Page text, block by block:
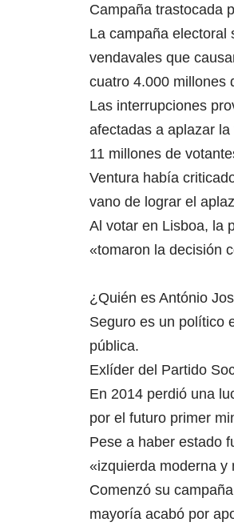
Campaña trastocada
La campaña electoral
vendavales que
cuatro 4.000 millones
Las interrupciones
afectadas a aplazar
11 millones de
Ventura había
vano de lograr el
Al votar en Lisboa, la
«tomaron la decisión
¿Quién es António
Seguro es un político
pública.
Exlíder del Partido
En 2014 perdió una
por el futuro primer
Pese a haber estado
«izquierda moderna y
Comenzó su
mayoría acabó por